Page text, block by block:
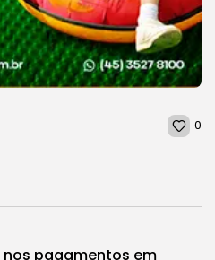
0
pagamentos em